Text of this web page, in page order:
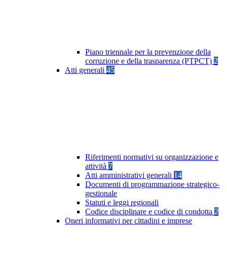
Piano triennale per la prevenzione della
corruzione e della trasparenza (PTPCT) 2
Atti generali 45
Riferimenti normativi su organizzazione e
attività 7
Atti amministrativi generali 14
Documenti di programmazione strategico-
gestionale
Statuti e leggi regionali
Codice disciplinare e codice di condotta 2
Oneri informativi per cittadini e imprese